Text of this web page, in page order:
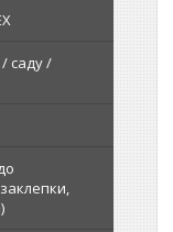
саду /